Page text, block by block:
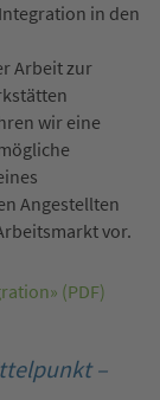
in den
Arbeit zur
wir eine
Angestellten
vor.
(PDF)
–